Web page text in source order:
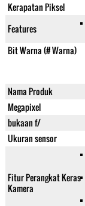
Kerapatan Piksel
Features
Bit Warna (# Warna)
Nama Produk
Megapixel
bukaan f/
Ukuran sensor
Fitur Perangkat Keras
Kamera